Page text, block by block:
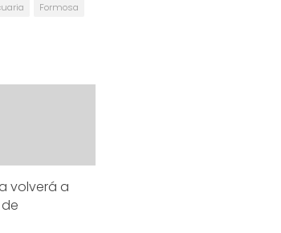
Formosa
volverá a